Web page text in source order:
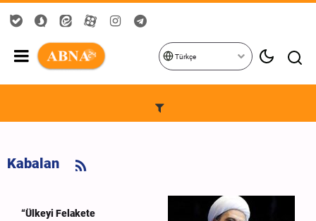
Türkçe
Kabalan
“Ülkeyi Felakete